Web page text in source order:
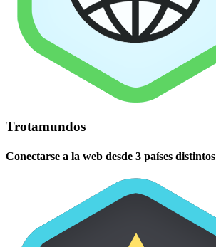
Trotamundos
Conectarse a la web desde 3 países distintos